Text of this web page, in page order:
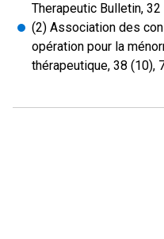
Therapeutic Bulletin, 32
(2) Association des
opération pour la
thérapeutique, 38 (10),